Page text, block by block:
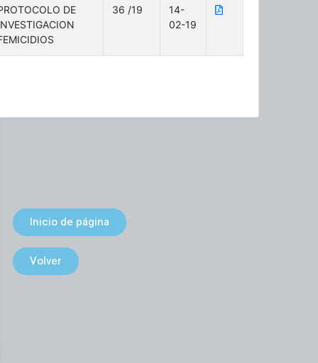
Inicio de página
Volver